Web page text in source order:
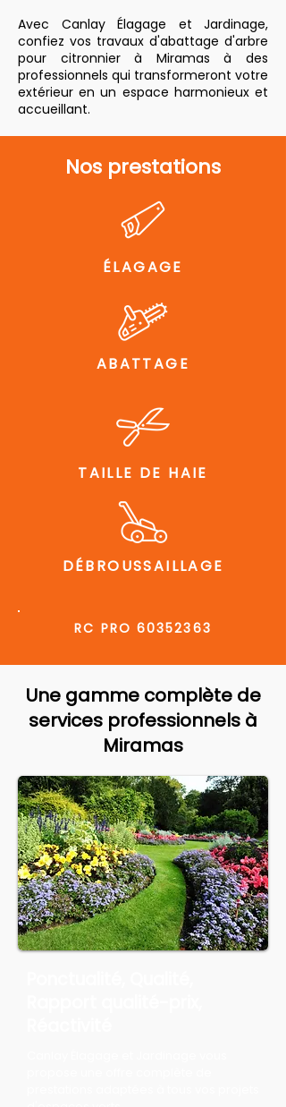
Avec Canlay Élagage et Jardinage,
confiez vos travaux d'abattage d'arbre
pour citronnier à Miramas à des
professionnels qui transformeront votre
extérieur en un espace harmonieux et
accueillant.
Nos prestations
ÉLAGAGE
ABATTAGE
TAILLE DE HAIE
DÉBROUSSAILLAGE
RC PRO 60352363
Une gamme complète de
services professionnels à
Miramas